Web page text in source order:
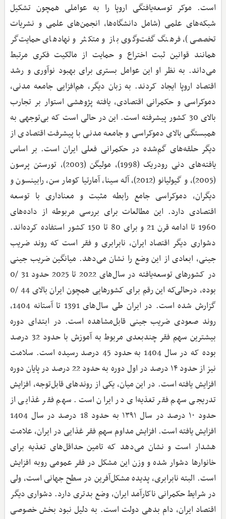
است. موکر توسعه‌یافتگی اروپا را به عواملی همچون تشکیل
شبکه‌های علمی (شامل دانشگاه‌ها، انجمن‌های علمی و نشریات
تخصصی)، فرهنگ گفت‌وگوی باز و متکثر و نهادهای حمایت‌گر
همانند قوانین ثبت اختراع و حمایت از مالکیت فکری مرتبط
می‌داند. به نظر او این عوامل بستری برای بهبود نوآوری و رشد
اقتصاد اروپا ایجاد کردند. به زبان دیگر، هم‌افزایی جامعه مدنی،
دموکراسی و حکمرانی اقتصادی، یافته پژوهشی استوار بر تجارب
بالای 30 کشور پیشرفته است. این در حالی است که بی‌توجهی به
همبستگی بالای دموکراسی و جامعه مدنی با پیشرفت اقتصادی از
دیگر حلقه‌های گم‌شده در حکمرانی فعلی ایران است. بر اساس
یافته‌های دنی رودریک (1998)، مولیگن (2003)، تورستن پرسون
(2005)، و گیولیانو (2012)، آله سینا، آمارتیا کومار سن، رابینسون و
دیگران، دموکراسی جامع رابطه مثبت و معناداری با توسعه
اقتصادی دارد. این مطالعات برای بررسی مربوطه از داده‌های
1960 تا ادامه قرن 21 و برای 80 تا 150 کشور استفاده کرده‌اند.
دشواری دیگر اقتصاد ایران، نابرابری و فقر است که روند ضریب
جینی، ابعادی از این وضع را نشان می‌دهد. میانگین ضریب جینی
در کشورهای توسعه‌یافته در سال‌های 2022 تا 2025 حدود 31 /0
بوده، درحالی‌که این رقم برای کشورهایی همچون ایران بالای 44 /0
گزارش شده است. در ایران طی سال‌های 1391 تا آستانه 1404،
روند صعودی ضریب جینی قابل‌مشاهده است. در ابتدای دوره
بیشترین سهم فقر چندبعدی مربوط به آموزش با حدود 32 درصد
بوده که در سال 1404 به حدود 45 درصد رسیده است. سلامت
نیز از حدود ۱۴ درصد در اول دوره به حدود 22 درصد در پایان دوره
افزایش یافته است. در این میان، یکی از روندهای قابل‌توجه، افزایش
تدریجی سهم فقر تغذیه‌ای در ایران است. سهم فقر غذایی از
حدود ۱۰ درصد در سال ۱۳۹۱ به حدود 18 درصد در سال 1404
افزایش یافته است. افزایش مداوم سهم فقر غذایی در ایران، علامت
هشدار است و نشان می‌دهد که تامین حداقل‌های تغذیه برای
خانوارها دشوار شده و وزن این مشکل در فقر عمومی رو‌به افزایش
است. البته نابرابری، پدیده مشکل‌آفرین در سطح جهانی است، ولی
در شرایط حکمرانی ناکارآمد ایران، وضع بدتری دارد. دشواری دیگر
اقتصاد ایران، دام بدهی دولت است. به دلیل نبود بخش خصوصی